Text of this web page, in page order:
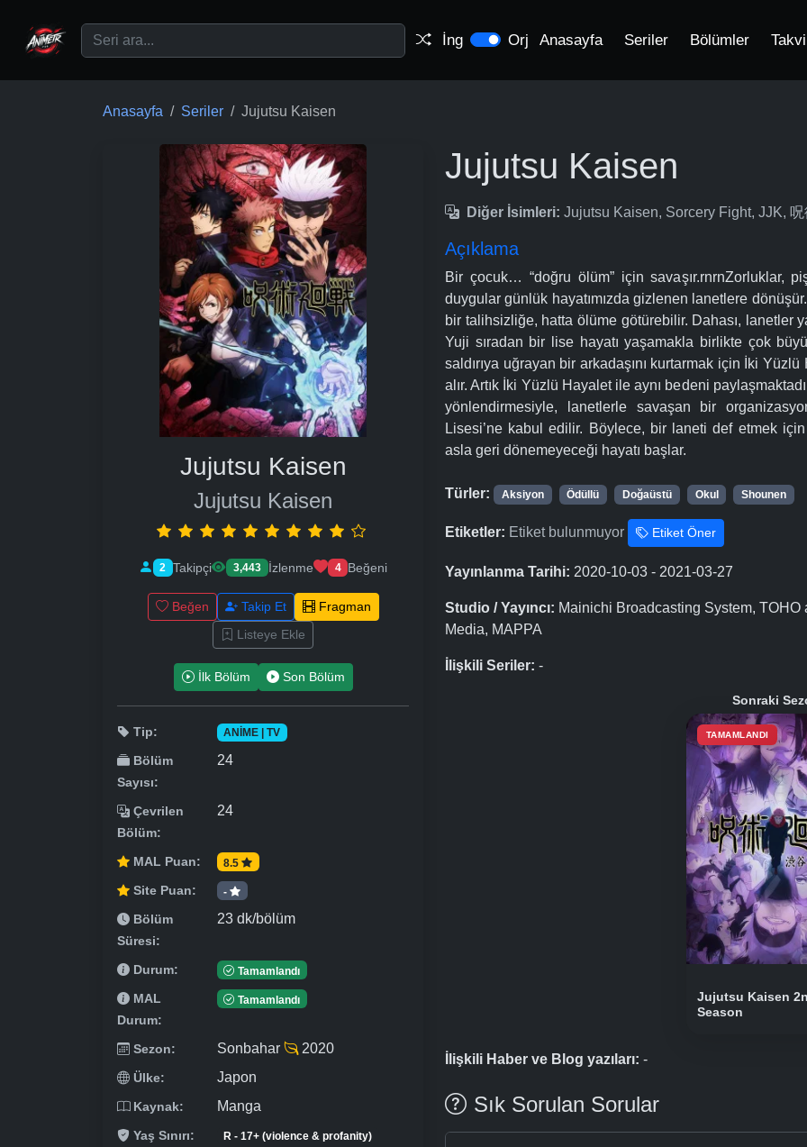
İng Orj Anasayfa Seriler Bölümler
Anasayfa Seriler Jujutsu Kaisen
Jujutsu Kaisen
Jujutsu Kaisen
2 Takipçi 3,443 İzlenme 4 Beğeni
Beğen Takip Et
Fragman
Listeye Ekle
İlk Bölüm Son Bölüm
Tip: ANIME | TV
Bölüm
Sayısı:
24
Çevrilen
Bölüm:
24
MAL Puan: 8.5
Site Puan: -
Bölüm
Süresi:
23 dk/bölüm
Durum: Tamamlandı
MAL
Durum:
Tamamlandı
Sezon: Sonbahar 2020
Ülke: Japon
Kaynak: Manga
Yaş Sınırı: R - 17+ (violence & profanity)
Jujutsu Kaisen
Diğer İsimleri: Jujutsu Kaisen, Sorcery Fight, JJK,
Açıklama
Bir çocuk… “doğru ölüm” için savaşır.rnrnZorluklar,
duygular günlük hayatımızda gizlenen lanetlere
bir talihsizliğe, hatta ölüme götürebilir. Dahası, lanetler
Yuji sıradan bir lise hayatı yaşamakla birlikte çok
saldırıya uğrayan bir arkadaşını kurtarmak için İki
alır. Artık İki Yüzlü Hayalet ile aynı bedeni
yönlendirmesiyle, lanetlerle savaşan bir
Lisesi’ne kabul edilir. Böylece, bir laneti def etmek
asla geri dönemeyeceği hayatı başlar.
Türler: Aksiyon Ödüllü Doğaüstü Okul Shounen
Etiketler: Etiket bulunmuyor Etiket Öner
Yayınlanma Tarihi: 2020-10-03 - 2021-03-27
Studio / Yayıncı: Mainichi Broadcasting System,
Media, MAPPA
İlişkili Seriler: -
Sonraki
TAMAMLANDI
Jujutsu Kaisen
Season
İlişkili Haber ve Blog yazıları: -
Sık Sorulan Sorular